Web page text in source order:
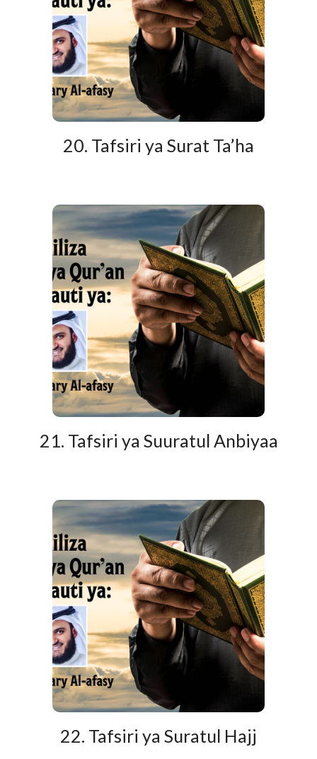
20. Tafsiri ya Surat Ta’ha
21. Tafsiri ya Suuratul Anbiyaa
22. Tafsiri ya Suratul Hajj